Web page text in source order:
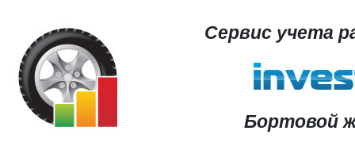
Сервис учета
Бортовой